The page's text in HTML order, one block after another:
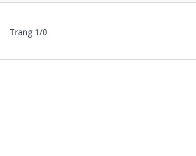
Trang 1/0